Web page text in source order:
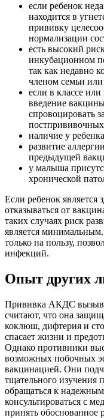
если ребенок
находится в
прививку
нормализации
есть высокий
инкубационном
так как недавно
членом семьи
если в классе
введение
спровоцировать
наличие у
развитие
предыдущей
у малыша
хронической
Если ребенок является
отказываться от
таких случаях риск
является
только на пользу,
инфекций.
Опыт других
Прививка АКДС
считают, что она
коклюш, дифтерия и
спасает жизни и
Однако противники
возможных побочных
вакцинацией. Они
тщательного изучения
обращаться к
консультироваться с
принять обоснованное